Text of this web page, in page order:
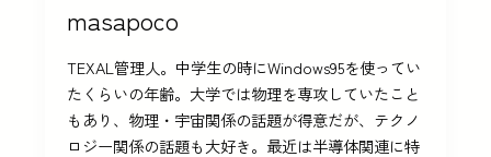
masapoco
TEXAL管理人。中学生の時にWindows95を使ってい
たくらいの年齢。大学では物理を専攻していたこと
もあり、物理・宇宙関係の話題が得意だが、テクノ
ロジー関係の話題も大好き。最近は半導体関連に特